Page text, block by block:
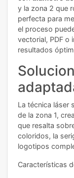
y la zona 2 que
perfecta para
el proceso
vectorial, PDF o
resultados
La técnica láser
de la zona 1,
que resalta
coloridos, la
logotipos
Características